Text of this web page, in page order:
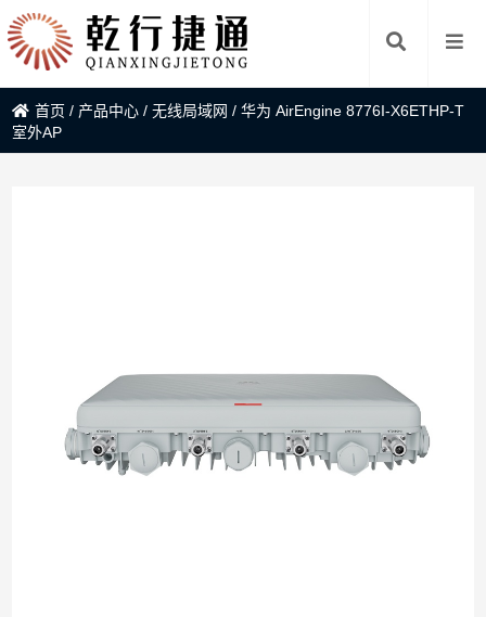
首页 / 产品中心 /无线局域网 /华为 AirEngine 8776I-X6ETHP-T
室外AP